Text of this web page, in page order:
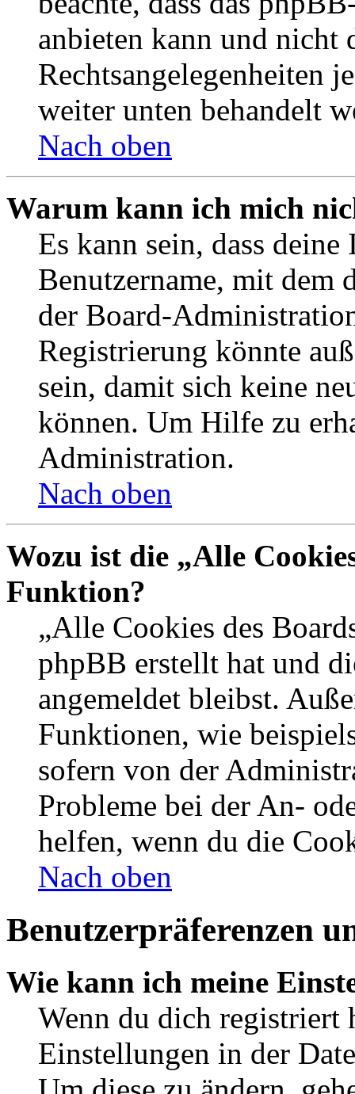
anbieten kann und nicht
Rechtsangelegenheiten
weiter unten behandelt
Nach oben
Warum kann ich mich
Es kann sein, dass
Benutzername, mit dem
der Board-
Registrierung könnte
sein, damit sich keine
können. Um Hilfe zu
Administration.
Nach oben
Wozu ist die „Alle
Funktion?
„Alle Cookies des
phpBB erstellt hat und
angemeldet bleibst.
Funktionen, wie
sofern von der
Probleme bei der An-
helfen, wenn du die
Nach oben
Benutzerpräferenzen
Wie kann ich meine
Wenn du dich registriert
Einstellungen in der